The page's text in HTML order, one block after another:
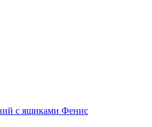
с ящиками Фенис